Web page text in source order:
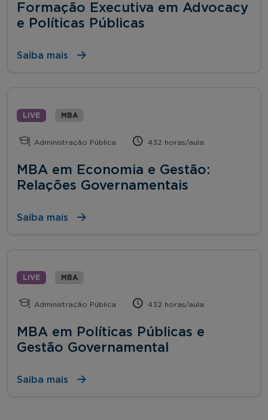
Formação Executiva em Advocacy
e Políticas Públicas
Saiba mais
LIVE MBA
Administração Pública 432 horas/aula
MBA em Economia e Gestão:
Relações Governamentais
Saiba mais
LIVE MBA
Administração Pública 432 horas/aula
MBA em Políticas Públicas e
Gestão Governamental
Saiba mais